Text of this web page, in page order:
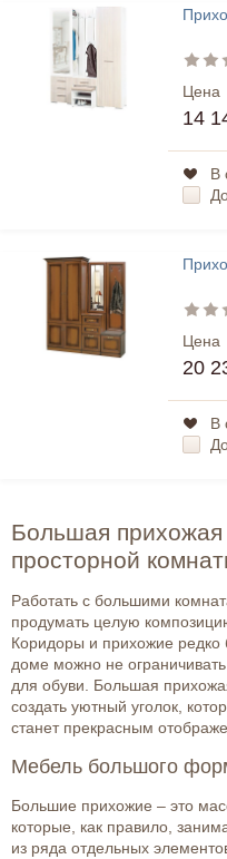
Цена
14
В
Цена
20
В
Большая
просторной
Работать с большими
продумать целую
Коридоры и прихожие
доме можно не
для обуви. Большая
создать уютный уголок,
станет прекрасным
Мебель большого
Большие прихожие – это
которые, как правило,
из ряда отдельных